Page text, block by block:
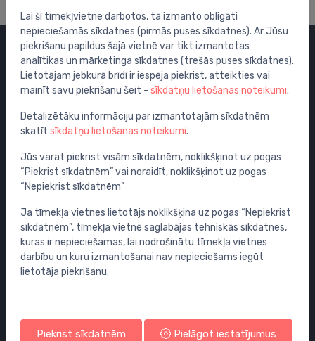
Kategorijas
Izpārdošana
Maisītāji
Izlietnes
Tualetes podi
Vannas
Dušas
Vannas istabas piederumi
Mēbeles
Rāmji un skalošanas sistēmas
Sifoni
Cauruļvadi un Veidgabali
Lai šī tīmekļvietne darbotos, tā izmanto obligāti
nepieciešamās sīkdatnes (pirmās puses sīkdatnes). Ar Jūsu
piekrišanu papildus šajā vietnē var tikt izmantotas
analītikas un mārketinga sīkdatnes (trešās puses sīkdatnes).
Lietotājam jebkurā brīdī ir iespēja piekrist, atteikties vai
mainīt savu piekrišanu šeit - sīkdatņu lietošanas noteikumi.
Detalizētāku informāciju par izmantotajām sīkdatnēm
skatīt sīkdatņu lietošanas noteikumi.
Jūs varat piekrist visām sīkdatnēm, noklikšķinot uz pogas
“Piekrist sīkdatnēm” vai noraidīt, noklikšķinot uz pogas
“Nepiekrist sīkdatnēm”
Ja tīmekļa vietnes lietotājs noklikšķina uz pogas “Nepiekrist
sīkdatnēm”, tīmekļa vietnē saglabājas tehniskās sīkdatnes,
kuras ir nepieciešamas, lai nodrošinātu tīmekļa vietnes
darbību un kuru izmantošanai nav nepieciešams iegūt
lietotāja piekrišanu.
Piekrist sīkdatnēm Pielāgot iestatījumus